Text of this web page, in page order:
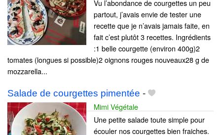
Vu l’abondance de courgettes un peu
partout, j’avais envie de tester une
recette que je n’avais jamais faite, en
fait c’est plutôt 3 recettes. Ingrédients
:1 belle courgette (environ 400g)2
tomates (longues si possible)2 oignons rouges nouveaux28 g de
mozzarella...
Salade de courgettes pimentée -
Mimi Végétale
Une petite salade toute simple pour
écouler nos courgettes bien fraiches.